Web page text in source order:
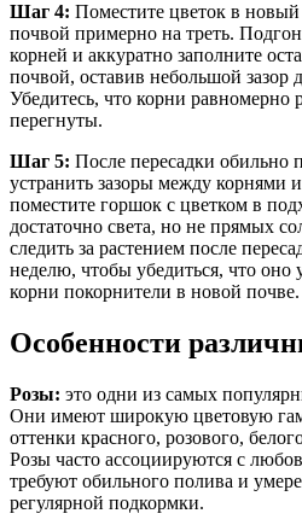
Шаг 4: Поместите цветок в
почвой примерно на треть.
корней и аккуратно заполните
почвой, оставив небольшой зазор
Убедитесь, что корни равномерно
перегнуты.
Шаг 5: После пересадки обильно
устранить зазоры между корнями
поместите горшок с цветком в
достаточно света, но не прямых
следить за растением после
неделю, чтобы убедиться, что оно
корни покорнители в новой почве.
Особенности
Розы: это одни из самых
Они имеют широкую цветовую
оттенки красного, розового,
Розы часто ассоциируются с
требуют обильного полива и
регулярной подкормки.